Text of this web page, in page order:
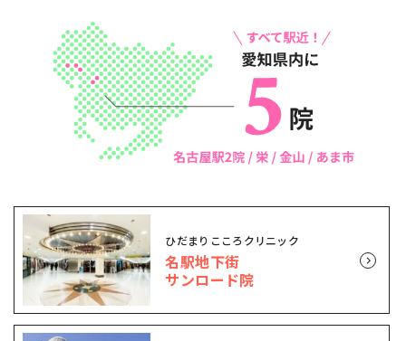
ひだまりこころクリニック
名駅地下街
サンロード院